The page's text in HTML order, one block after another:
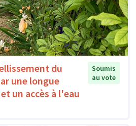
du
une longue
un accès à l'eau
Soumis
au vote